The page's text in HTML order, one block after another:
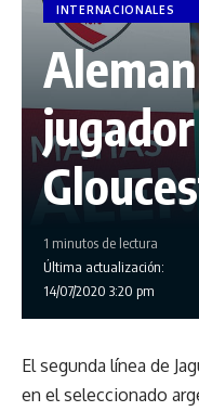
INTERNACIONALES
Última actualización:
14/07/2020 3:20 pm
1 minutos de lectura
El segunda línea de
en el seleccionado